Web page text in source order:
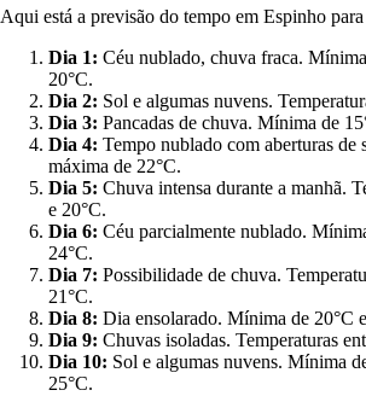
Aqui está a previsão do tempo em Espinho
Dia 1: Céu nublado, chuva fraca.
20°C.
Dia 2: Sol e algumas nuvens.
Dia 3: Pancadas de chuva. Mínima de
Dia 4: Tempo nublado com aberturas de
máxima de 22°C.
Dia 5: Chuva intensa durante a manhã.
e 20°C.
Dia 6: Céu parcialmente nublado.
24°C.
Dia 7: Possibilidade de chuva.
21°C.
Dia 8: Dia ensolarado. Mínima de 20°C
Dia 9: Chuvas isoladas. Temperaturas
Dia 10: Sol e algumas nuvens. Mínima
25°C.